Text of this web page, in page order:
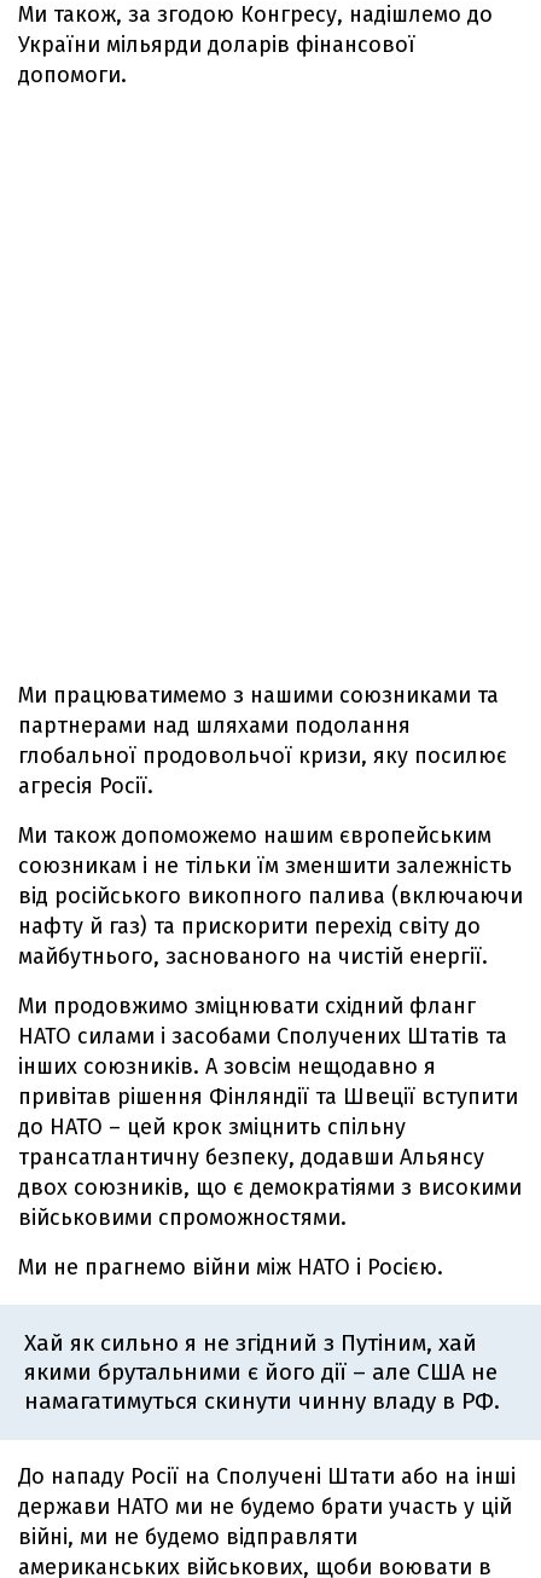
Ми також, за згодою Конгресу, надішлемо до
України мільярди доларів фінансової
допомоги.
Ми працюватимемо з нашими союзниками та
партнерами над шляхами подолання
глобальної продовольчої кризи, яку посилює
агресія Росії.
Ми також допоможемо нашим європейським
союзникам і не тільки їм зменшити залежність
від російського викопного палива (включаючи
нафту й газ) та прискорити перехід світу до
майбутнього, заснованого на чистій енергії.
Ми продовжимо зміцнювати східний фланг
НАТО силами і засобами Сполучених Штатів та
інших союзників. А зовсім нещодавно я
привітав рішення Фінляндії та Швеції вступити
до НАТО – цей крок зміцнить спільну
трансатлантичну безпеку, додавши Альянсу
двох союзників, що є демократіями з високими
військовими спроможностями.
Ми не прагнемо війни між НАТО і Росією.
Хай як сильно я не згідний з Путіним, хай
якими брутальними є його дії – але США не
намагатимуться скинути чинну владу в РФ.
До нападу Росії на Сполучені Штати або на інші
держави НАТО ми не будемо брати участь у цій
війні, ми не будемо відправляти
американських військових, щоби воювати в